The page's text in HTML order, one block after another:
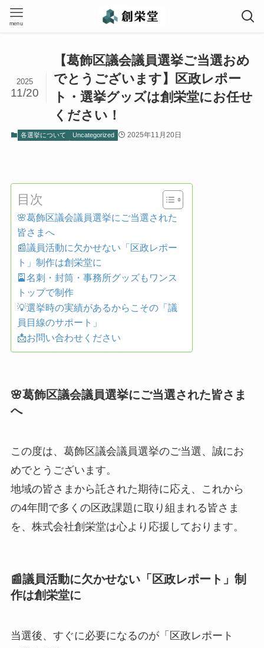
menu
【葛飾区議会議員選挙ご当選おめ
でとうございます】区政レポー
ト・選挙グッズは創栄堂にお任せ
ください！
2025
11/20
各選挙について Uncategorized 2025年11月20日
目次
🌸葛飾区議会議員選挙にご当選された
皆さまへ
📰議員活動に欠かせない「区政レポー
ト」制作は創栄堂に
🎴名刺・封筒・事務所グッズもワンス
トップで制作
💡選挙時の実績があるからこその「議
員目線のサポート」
📩お問い合わせください
🌸葛飾区議会議員選挙にご当選された皆さま
へ
この度は、葛飾区議会議員選挙のご当選、誠にお
めでとうございます。
地域の皆さまから託された期待に応え、これから
の4年間で多くの区政課題に取り組まれる皆さま
を、株式会社創栄堂は心より応援しております。
📰議員活動に欠かせない「区政レポート」制
作は創栄堂に
当選後、すぐに必要になるのが「区政レポート